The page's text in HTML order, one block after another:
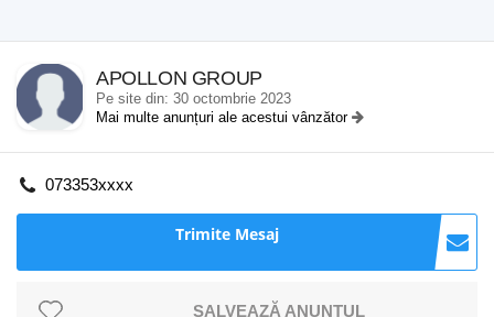
APOLLON GROUP
Pe site din: 30 octombrie 2023
Mai multe anunțuri ale acestui vânzător
073353xxxx
Trimite Mesaj
SALVEAZĂ ANUNȚUL